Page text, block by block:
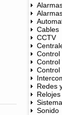
Cables
CCTV
Control
Control
Control
Redes
Sonido